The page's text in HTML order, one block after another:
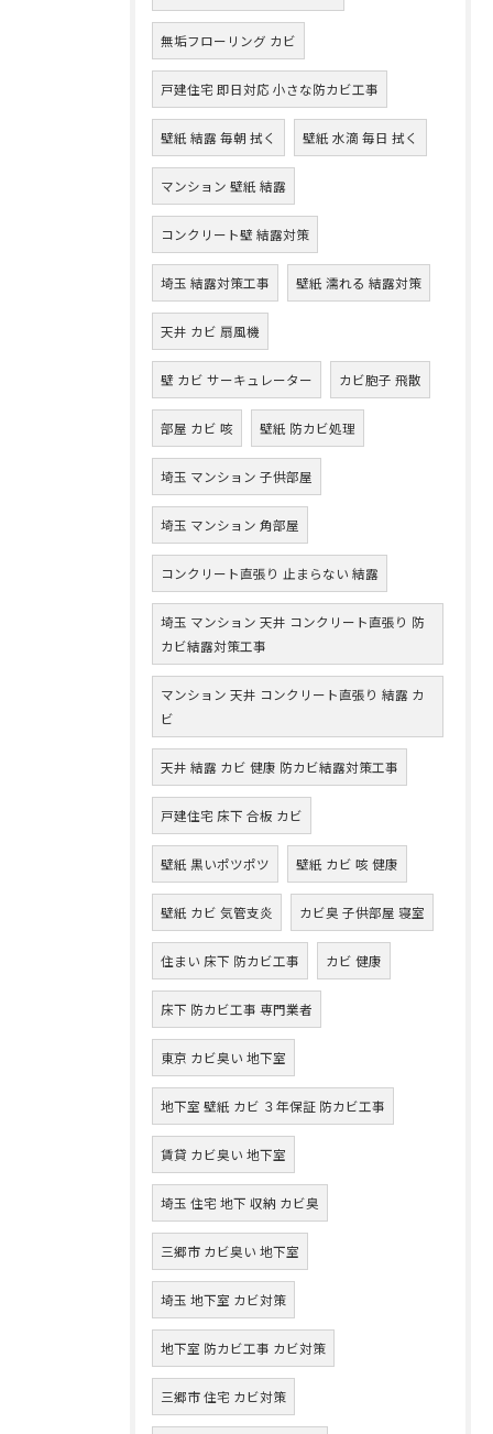
無垢フローリング カビ
戸建住宅 即日対応 小さな防カビ工事
壁紙 結露 毎朝 拭く 壁紙 水滴 毎日 拭く
マンション 壁紙 結露
コンクリート壁 結露対策
埼玉 結露対策工事 壁紙 濡れる 結露対策
天井 カビ 扇風機
壁 カビ サーキュレーター カビ胞子 飛散
部屋 カビ 咳 壁紙 防カビ処理
埼玉 マンション 子供部屋
埼玉 マンション 角部屋
コンクリート直張り 止まらない 結露
埼玉 マンション 天井 コンクリート直張り 防
カビ結露対策工事
マンション 天井 コンクリート直張り 結露 カ
ビ
天井 結露 カビ 健康 防カビ結露対策工事
戸建住宅 床下 合板 カビ
壁紙 黒いポツポツ 壁紙 カビ 咳 健康
壁紙 カビ 気管支炎 カビ臭 子供部屋 寝室
住まい 床下 防カビ工事 カビ 健康
床下 防カビ工事 専門業者
東京 カビ臭い 地下室
地下室 壁紙 カビ ３年保証 防カビ工事
賃貸 カビ臭い 地下室
埼玉 住宅 地下 収納 カビ臭
三郷市 カビ臭い 地下室
埼玉 地下室 カビ対策
地下室 防カビ工事 カビ対策
三郷市 住宅 カビ対策